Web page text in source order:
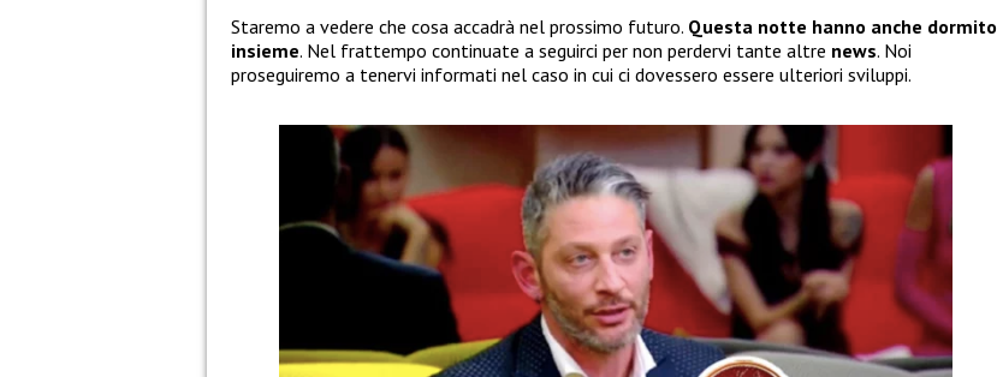
Staremo a vedere che cosa accadrà nel prossimo futuro. Questa notte hanno anche dormito
insieme. Nel frattempo continuate a seguirci per non perdervi tante altre news. Noi
proseguiremo a tenervi informati nel caso in cui ci dovessero essere ulteriori sviluppi.